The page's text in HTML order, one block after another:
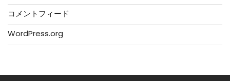
コメントフィード
WordPress.org